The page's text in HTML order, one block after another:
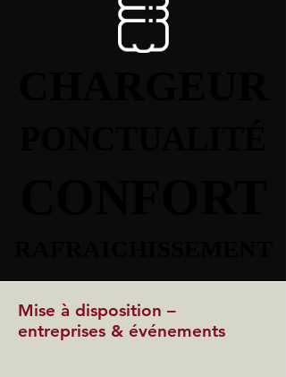
Mise à disposition –
entreprises & événements